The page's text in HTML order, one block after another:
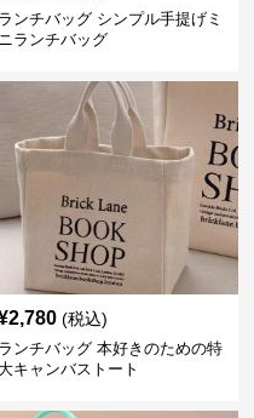
ランチバッグ シンプル手提げミ
ニランチバッグ
2,780 (税込)
ランチバッグ 本好きのための特
大キャンバストート